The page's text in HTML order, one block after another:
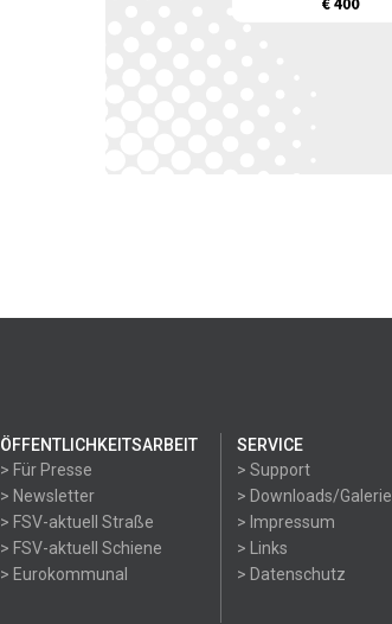
ÖFFENTLICHKEITSARBEIT
> Für Presse
> Newsletter
> FSV-aktuell Straße
> FSV-aktuell Schiene
> Eurokommunal
SERVICE
> Support
> Downloads/Galerie
> Impressum
> Links
> Datenschutz